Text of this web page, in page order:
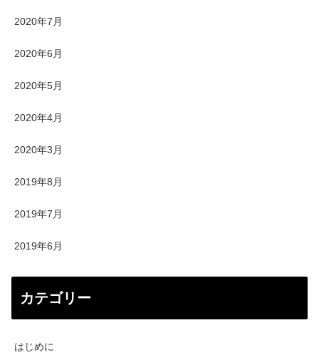
2020年7月
2020年6月
2020年5月
2020年4月
2020年3月
2019年8月
2019年7月
2019年6月
カテゴリー
はじめに